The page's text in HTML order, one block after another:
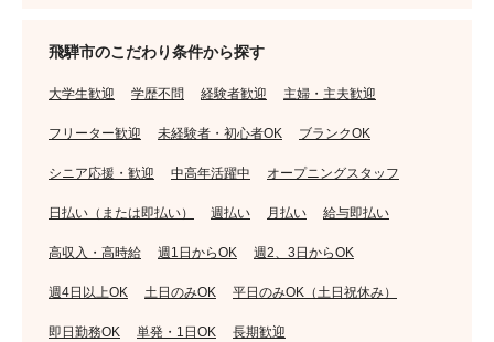
飛騨市のこだわり条件から探す
大学生歓迎 学歴不問 経験者歓迎 主婦・主夫歓迎
フリーター歓迎 未経験者・初心者OK ブランクOK
シニア応援・歓迎 中高年活躍中 オープニングスタッフ
日払い（または即払い） 週払い 月払い 給与即払い
高収入・高時給 週1日からOK 週2、3日からOK
週4日以上OK 土日のみOK 平日のみOK（土日祝休み）
即日勤務OK 単発・1日OK 長期歓迎